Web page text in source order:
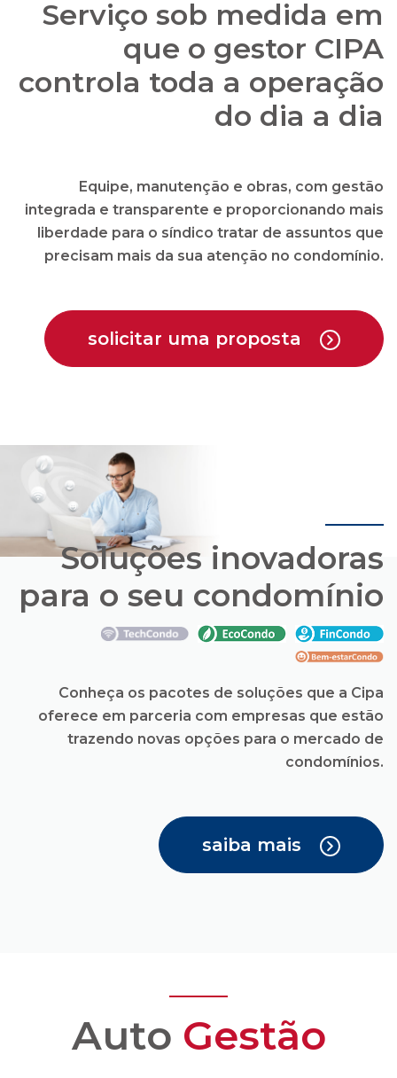
Equipe, manutenção e obras, com gestão
integrada e transparente e proporcionando mais
liberdade para o síndico tratar de assuntos que
precisam mais da sua atenção no condomínio.
solicitar uma proposta
para o seu condomínio
Conheça os pacotes de soluções que a Cipa
oferece em parceria com empresas que estão
trazendo novas opções para o mercado de
condomínios.
saiba mais
administração
condominial com
transparência e